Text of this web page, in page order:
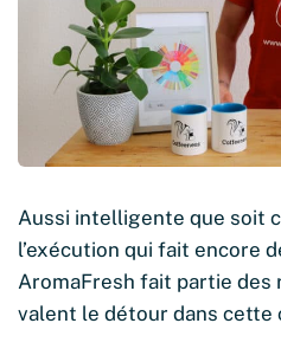
Aussi intelligente que soit
l’exécution qui fait encore
AromaFresh fait partie des
valent le détour dans cette